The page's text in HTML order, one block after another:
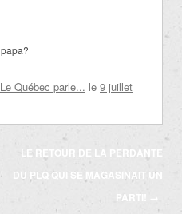
Le Québec parle... le 9 juillet
LE RETOUR DE LA PERDANTE
DU PLQ QUI SE MAGASINAIT UN
PARTI!
→